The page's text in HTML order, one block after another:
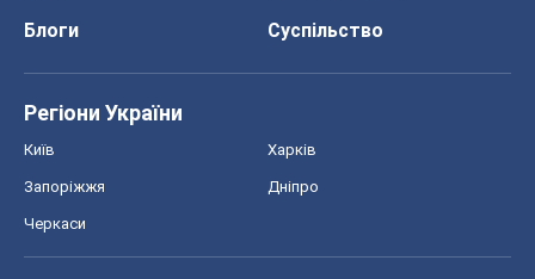
Блоги
Суспільство
Регіони України
Київ Харків
Запоріжжя Дніпро
Черкаси